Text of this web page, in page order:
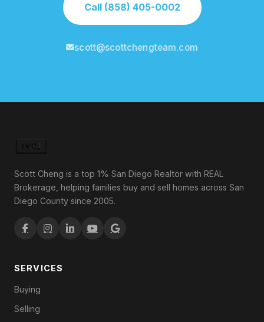
Call (858) 405-0002
scott@scottchengteam.com
Scott Cheng is a top 1% San Diego Realtor with REAL
Brokerage, helping families buy and sell homes across San
Diego County since 2005.
SERVICES
Buying
Selling